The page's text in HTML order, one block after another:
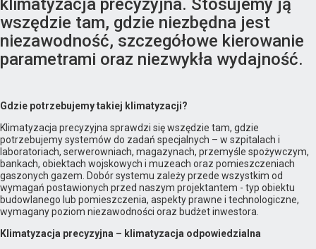
klimatyzacja precyzyjna. Stosujemy ją
wszędzie tam, gdzie niezbędna jest
niezawodność, szczegółowe kierowanie
parametrami oraz niezwykła wydajność.
Gdzie potrzebujemy takiej klimatyzacji?
Klimatyzacja precyzyjna sprawdzi się wszędzie tam, gdzie
potrzebujemy systemów do zadań specjalnych – w szpitalach i
laboratoriach, serwerowniach, magazynach, przemyśle spożywczym,
bankach, obiektach wojskowych i muzeach oraz pomieszczeniach
gaszonych gazem. Dobór systemu zależy przede wszystkim od
wymagań postawionych przed naszym projektantem - typ obiektu
budowlanego lub pomieszczenia, aspekty prawne i technologiczne,
wymagany poziom niezawodności oraz budżet inwestora.
Klimatyzacja precyzyjna – klimatyzacja odpowiedzialna